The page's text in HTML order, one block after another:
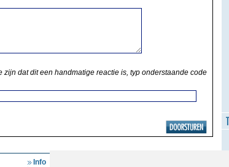
zijn dat dit een handmatige reactie is, typ onderstaande code
Info